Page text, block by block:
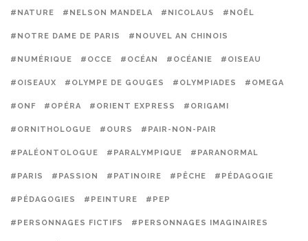
#NATURE #NELSON MANDELA #NICOLAUS #NOËL
#NOTRE DAME DE PARIS #NOUVEL AN CHINOIS
#NUMÉRIQUE #OCCE #OCÉAN #OCÉANIE #OISEAU
#OISEAUX #OLYMPE DE GOUGES #OLYMPIADES #OMEGA
#ONF #OPÉRA #ORIENT EXPRESS #ORIGAMI
#ORNITHOLOGUE #OURS #PAIR-NON-PAIR
#PALÉONTOLOGUE #PARALYMPIQUE #PARANORMAL
#PARIS #PASSION #PATINOIRE #PÊCHE #PÉDAGOGIE
#PÉDAGOGIES #PEINTURE #PEP
#PERSONNAGES FICTIFS #PERSONNAGES IMAGINAIRES